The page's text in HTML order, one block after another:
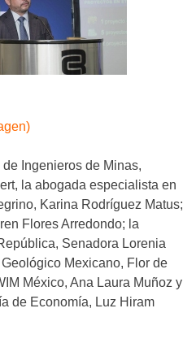
Ingenieros de Minas,
la abogada especialista en
Karina Rodríguez Matus;
Flores Arredondo; la
Senadora Lorenia
Mexicano, Flor de
México, Ana Laura Muñoz y
de Economía, Luz Hiram